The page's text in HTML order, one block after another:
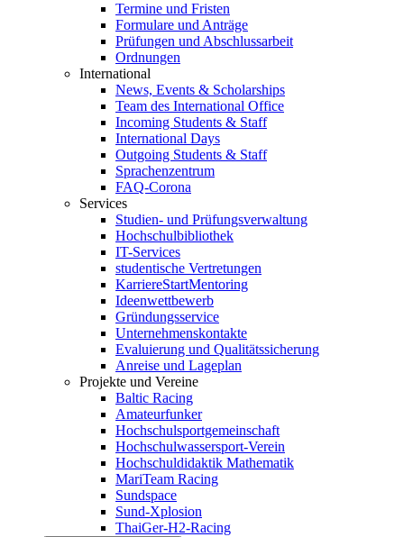
Termine und Fristen
Formulare und Anträge
Prüfungen und Abschlussarbeit
Ordnungen
International
News, Events & Scholarships
Team des International Office
Incoming Students & Staff
International Days
Outgoing Students & Staff
Sprachenzentrum
FAQ-Corona
Services
Studien- und Prüfungsverwaltung
Hochschulbibliothek
IT-Services
studentische Vertretungen
KarriereStartMentoring
Ideenwettbewerb
Gründungsservice
Unternehmenskontakte
Evaluierung und Qualitätssicherung
Anreise und Lageplan
Projekte und Vereine
Baltic Racing
Amateurfunker
Hochschulsportgemeinschaft
Hochschulwassersport-Verein
Hochschuldidaktik Mathematik
MariTeam Racing
Sundspace
Sund-Xplosion
ThaiGer-H2-Racing